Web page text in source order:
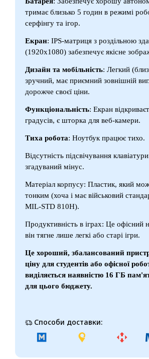
тримає близько 5 годин в режимі
серфінгу та ігор.
Екран: IPS-матриця з роздільною
(1920x1080) забезпечує якісне
Дизайн та мобільність: Легкий
зручний, має приємний зовнішній
дорожче своєї ціни.
Функціональність: Екран
градусів, є шторка для веб-камери.
Тиха робота: Ноутбук працює тихо.
Відсутність підсвічування
згадуваний мінус.
Матеріал корпусу: Пластик, який
тонким (хоча і має військовий
MIL-STD 810H).
Продуктивність в іграх: Це офісний
він тягне лише легкі або старі ігри.
Це хороший, збалансований
ціну для студентів або офісної
виділяється наявністю 16 ГБ
для цього бюджету.
Способи доставки: